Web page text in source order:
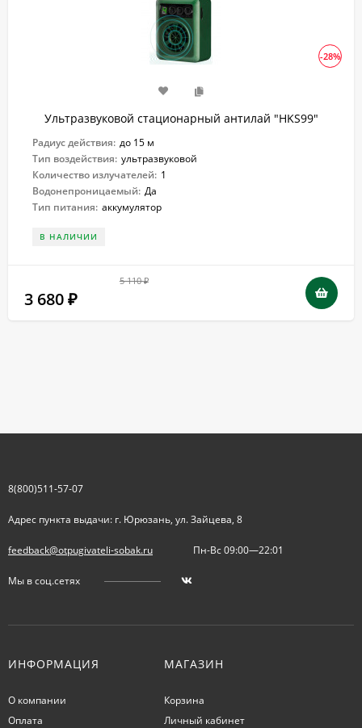
-28%
Ультразвуковой стационарный антилай "HKS99"
Радиус действия: до 15 м
Тип воздействия: ультразвуковой
Количество излучателей: 1
Водонепроницаемый: Да
Тип питания: аккумулятор
В НАЛИЧИИ
5 110₽
3 680 ₽
8(800)511-57-07
Адрес пункта выдачи: г. Юрюзань, ул. Зайцева, 8
feedback@otpugivateli-sobak.ru Пн-Вс 09:00—22:01
Мы в соц.сетях
ИНФОРМАЦИЯ
О компании
Оплата
МАГАЗИН
Корзина
Личный кабинет